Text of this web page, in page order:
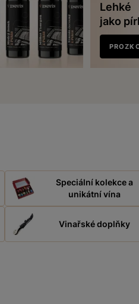
Lehké
jako
Speciální kolekce a
unikátní vína
Vinařské doplňky